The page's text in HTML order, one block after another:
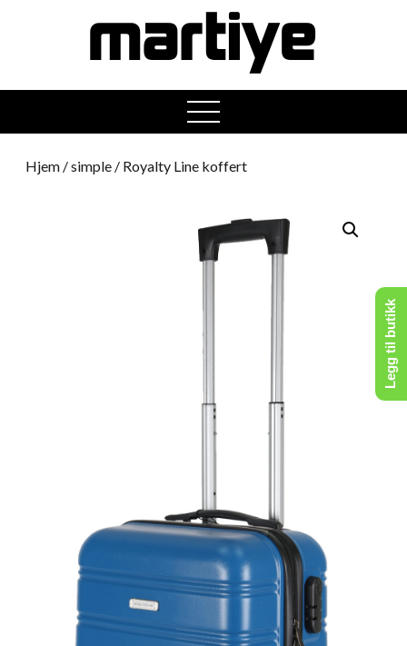
open
menu
Hjem /simple / Royalty Line koffert
Legg til butikk